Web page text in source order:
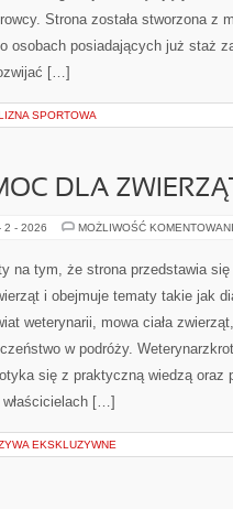
Strona została stworzona z
osobach posiadających już staż
[…]
SPORTOWA
DLA
2 - 2026 MOŻLIWOŚĆ
na tym, że strona przedstawia
i obejmuje tematy takie jak
weterynarii, mowa ciała
w podróży.
się z praktyczną wiedzą oraz
właścicielach […]
EKSKLUZYWNE